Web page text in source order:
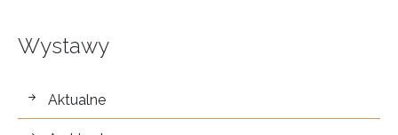
Wystawy
wystawy
Aktualne